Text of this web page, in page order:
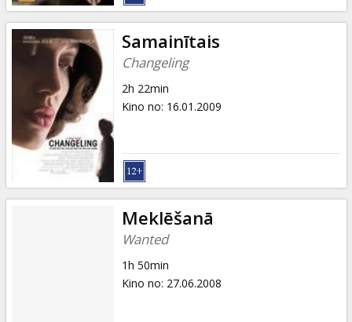
Samainītais
Changeling
2h 22min
Kino no: 16.01.2009
Meklēšanā
Wanted
1h 50min
Kino no: 27.06.2008